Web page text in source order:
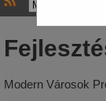
Modern Városok